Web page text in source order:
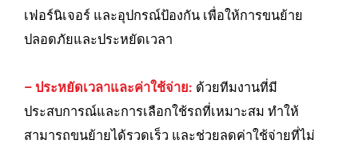
เฟอร์นิเจอร์ และอุปกรณ์ป้องกัน เพื่อให้การขนย้าย
ปลอดภัยและประหยัดเวลา
– ประหยัดเวลาและค่าใช้จ่าย: ด้วยทีมงานที่มี
ประสบการณ์และการเลือกใช้รถที่เหมาะสม ทำให้
สามารถขนย้ายได้รวดเร็ว และช่วยลดค่าใช้จ่ายที่ไม่